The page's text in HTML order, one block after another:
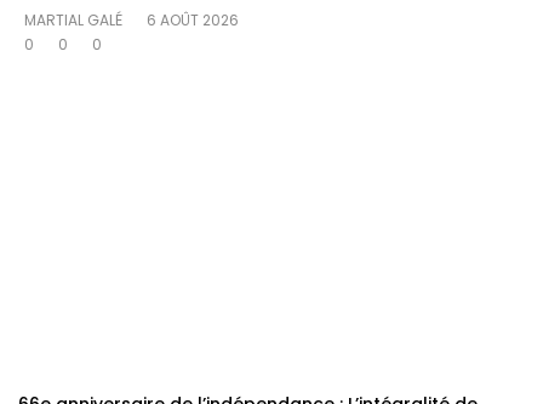
MARTIAL GALÉ
6 AOÛT 2026
0
0 0